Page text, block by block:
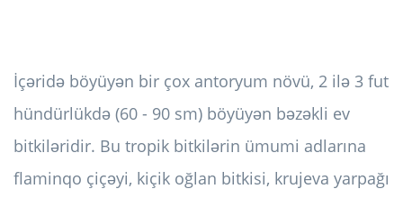
İçəridə böyüyən bir çox antoryum növü, 2 ilə 3 fut
hündürlükdə (60 - 90 sm) böyüyən bəzəkli ev
bitkiləridir. Bu tropik bitkilərin ümumi adlarına
flaminqo çiçəyi, kiçik oğlan bitkisi, krujeva yarpağı